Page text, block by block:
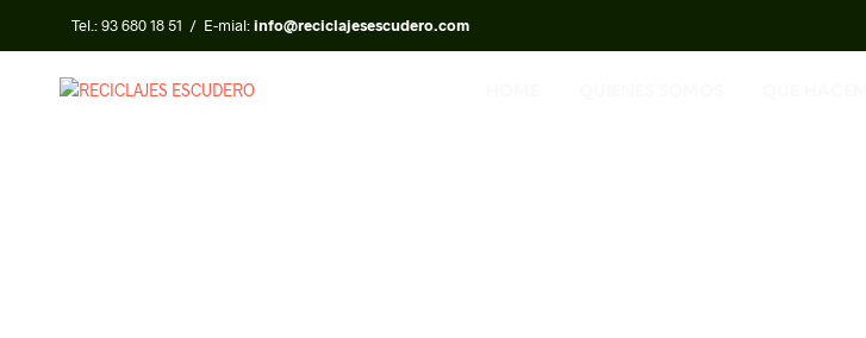
Tel.:93 680 18 51 / E-mial:info@reciclajesescudero.com